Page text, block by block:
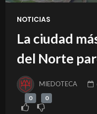
NOTICIAS
La ciudad
del Norte
fantasma
MIEDOTECA
0 0